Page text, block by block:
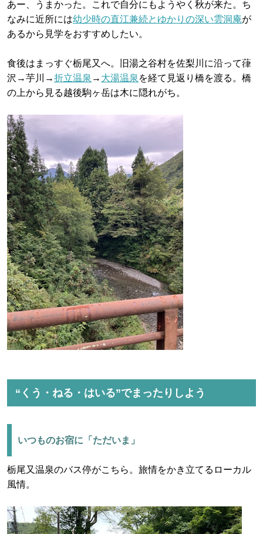
あー、うまかった。これで自分にもようやく秋が来た。ち
なみに近所には幼少時の直江兼続とゆかりの深い雲洞庵が
あるから見学をおすすめしたい。
食後はまっすぐ栃尾又へ。旧湯之谷村を佐梨川に沿って葎
沢→芋川→折立温泉 → 大湯温泉 を経て見返り橋を渡る。橋
の上から見る越後駒ヶ岳は木に隠れがち。
“くう・ねる・はいる”でまったりしよう
いつものお宿に「ただいま」
栃尾又温泉のバス停がこちら。旅情をかき立てるローカル
風情。